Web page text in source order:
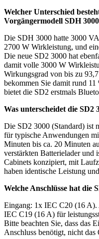
Welcher Unterschied
Vorgängermodell SDH
Die SDH 3000 hatte 3000
2700 W Wirkleistung, und
Die neue SD2 3000 hat
damit volle 3000 W
Wirkungsgrad von bis zu
bekommen Sie damit rund
bietet die SD2 erstmals
Was unterscheidet die SD2
Die SD2 3000 (Standard) ist
für typische Anwendungen
Minuten bis ca. 20 Minuten
verstärkten Batterielader und
Cabinets konzipiert, mit
haben identische Leistung
Welche Anschlüsse hat die
Eingang: 1x IEC C20 (16
IEC C19 (16 A) für
Bitte beachten Sie, dass das
Anschluss benötigt, nicht